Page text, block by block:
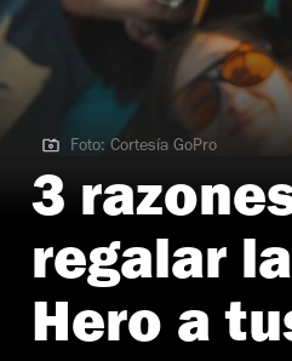
Foto: Cortesía GoPro
Foto: Cortesía GoPro
3
regalar
Hero a